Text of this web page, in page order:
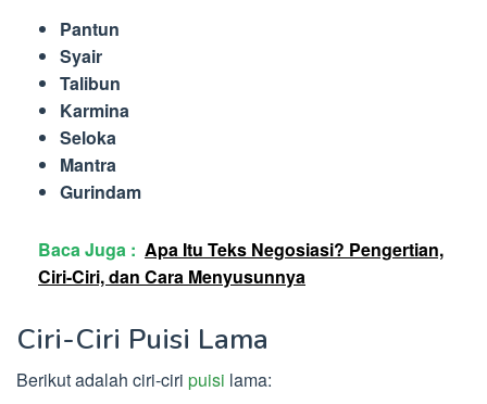
Pantun
Syair
Talibun
Karmina
Seloka
Mantra
Gurindam
Baca Juga : Apa Itu Teks Negosiasi? Pengertian,
Ciri-Ciri, dan Cara Menyusunnya
Ciri-Ciri Puisi Lama
Berikut adalah ciri-ciri puisi lama: